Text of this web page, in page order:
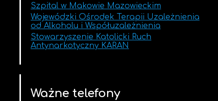
Szpital w Makowie Mazowieckim
Wojewódzki Ośrodek Terapii Uzależnienia
od Alkoholu i Współuzależnienia
Stowarzyszenie Katolicki Ruch
Antynarkotyczny KARAN
Ważne telefony